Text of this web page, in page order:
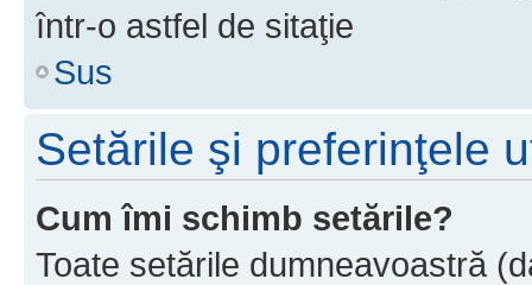
într-o astfel de sitaţie
Sus
Setările şi preferinţele
Cum îmi schimb setările?
Toate setările dumneavoastră